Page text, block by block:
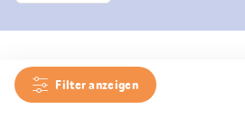
Filter anzeigen